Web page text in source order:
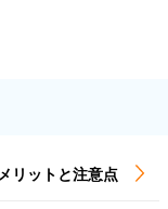
リットと注意点